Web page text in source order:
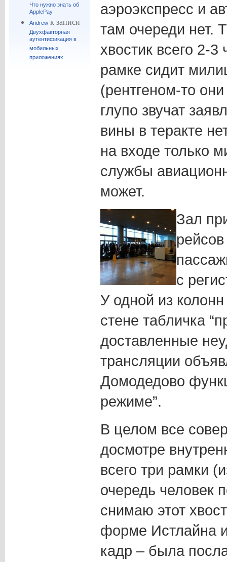
Что нужно знать об
ApplePay
Andrewк записи
Двухфакторная
аутентификация в
мобильных
приложениях
аэроэкспресс и
там очереди нет.
хвостик всего 2-
рамке сидит
(рентгеном-то
глупо звучат
вины в теракте
на входе только
службы
может.
Зал
с
У одной из
стене табличка
доставленные
трансляции
Домодедово
режиме”.
В целом все
досмотре
всего три рамки
очередь человек
снимаю этот
форме Истлайна
кадр – была